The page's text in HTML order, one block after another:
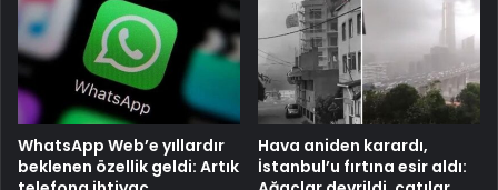
WhatsApp Web’e yıllardır
beklenen özellik geldi: Artık
Hava aniden karardı,
İstanbul’u fırtına esir aldı: